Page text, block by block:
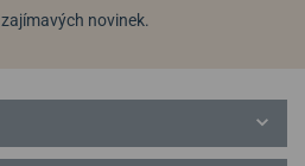
zajímavých novinek.